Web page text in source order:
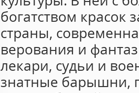
богатством красок
страны,
верования и
лекари, судьи и
знатные барышни,